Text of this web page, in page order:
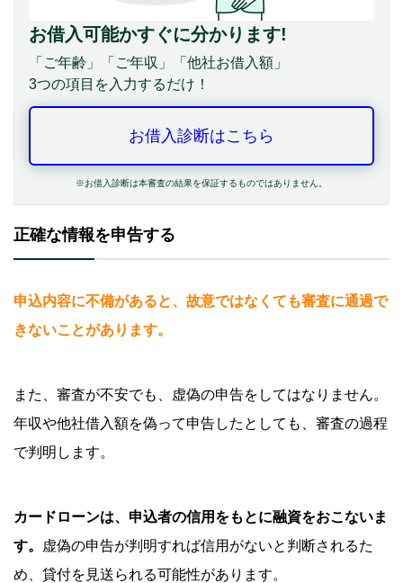
お借入可能かすぐに分かります!
「ご年齢」「ご年収」「他社お借入額」
3つの項目を入力するだけ！
お借入診断はこちら
※お借入診断は本審査の結果を保証するものではありません。
正確な情報を申告する
申込内容に不備があると、故意ではなくても審査に通過で
きないことがあります。
また、審査が不安でも、虚偽の申告をしてはなりません。
年収や他社借入額を偽って申告したとしても、審査の過程
で判明します。
カードローンは、申込者の信用をもとに融資をおこないま
す。
虚偽の申告が判明すれば信用がないと判断されるた
め、貸付を見送られる可能性があります。